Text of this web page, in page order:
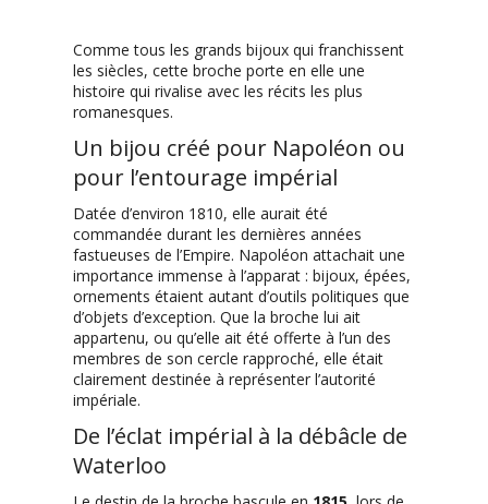
Comme tous les grands bijoux qui franchissent
les siècles, cette broche porte en elle une
histoire qui rivalise avec les récits les plus
romanesques.
Un bijou créé pour Napoléon ou
pour l’entourage impérial
Datée d’environ 1810, elle aurait été
commandée durant les dernières années
fastueuses de l’Empire. Napoléon attachait une
importance immense à l’apparat : bijoux, épées,
ornements étaient autant d’outils politiques que
d’objets d’exception. Que la broche lui ait
appartenu, ou qu’elle ait été offerte à l’un des
membres de son cercle rapproché, elle était
clairement destinée à représenter l’autorité
impériale.
De l’éclat impérial à la débâcle de
Waterloo